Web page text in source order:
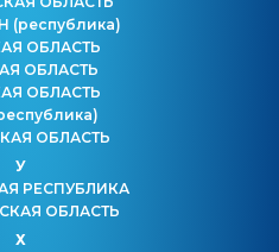
(республика)
ОБЛАСТЬ
ОБЛАСТЬ
ОБЛАСТЬ
ОБЛАСТЬ
У
РЕСПУБЛИКА
ОБЛАСТЬ
Х